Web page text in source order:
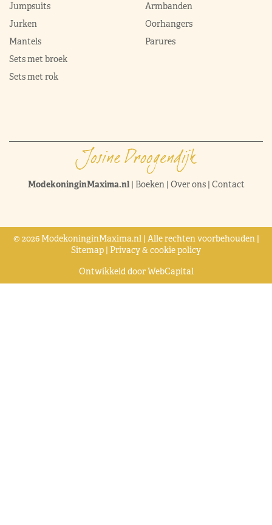
Jumpsuits
Jurken
Mantels
Sets met broek
Sets met rok
Armbanden
Oorhangers
Parures
ModekoninginMaxima.nl| Boeken| Over ons| Contact
© 2026 ModekoninginMaxima.nl | Alle rechten voorbehouden |
Sitemap | Privacy & cookie policy
Ontwikkeld doorWebCapital